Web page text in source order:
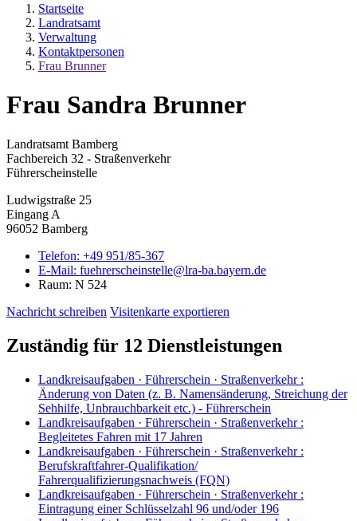
Startseite
Landratsamt
Verwaltung
Kontaktpersonen
Frau Brunner
Frau Sandra Brunner
Landratsamt Bamberg
Fachbereich 32 - Straßenverkehr
Führerscheinstelle
Ludwigstraße 25
Eingang A
96052 Bamberg
Telefon: +49 951/85-367
E-Mail: fuehrerscheinstelle@lra-ba.bayern.de
Raum: N 524
Nachricht schreiben Visitenkarte exportieren
Zuständig für 12 Dienstleistungen
Landkreisaufgaben · Führerschein · Straßenverkehr :
Änderung von Daten (z. B. Namensänderung, Streichung der
Sehhilfe, Unbrauchbarkeit etc.) - Führerschein
Landkreisaufgaben · Führerschein · Straßenverkehr :
Begleitetes Fahren mit 17 Jahren
Landkreisaufgaben · Führerschein · Straßenverkehr :
Berufskraftfahrer-Qualifikation/
Fahrerqualifizierungsnachweis (FQN)
Landkreisaufgaben · Führerschein · Straßenverkehr :
Eintragung einer Schlüsselzahl 96 und/oder 196